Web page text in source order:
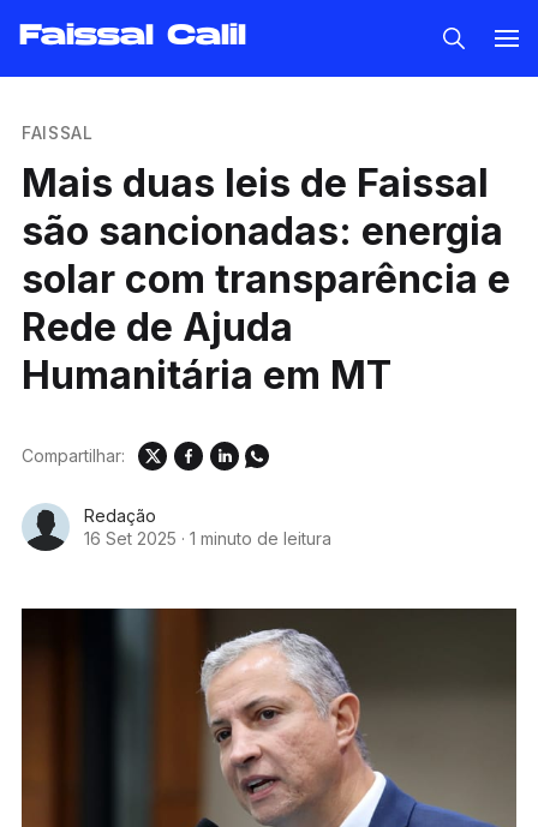
Faissal Calil
FAISSAL
Mais duas leis de Faissal
são sancionadas: energia
solar com transparência e
Rede de Ajuda
Humanitária em MT
Redação
16 Set 2025 · 1 minuto de leitura
Compartilhar: